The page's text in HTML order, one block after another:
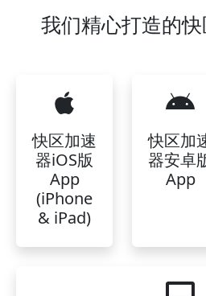
我们精心打造的
快区加速
器iOS版
App
(iPhone
& iPad)
快区加
器安卓
App